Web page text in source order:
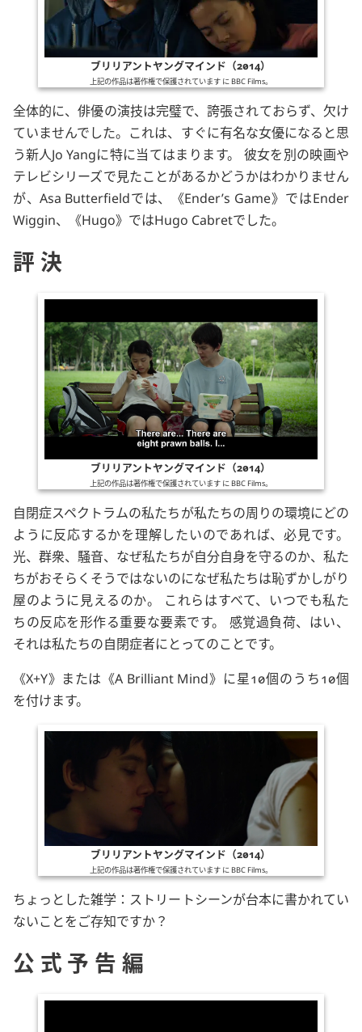
ブリリアントヤングマインド（2014）
上記の作品は著作権で保護されています に BBC Films。
全体的に、俳優の演技は完璧で、誇張されておらず、欠け
ていませんでした。これは、すぐに有名な女優になると思
う新人Jo Yangに特に当てはまります。 彼女を別の映画や
テレビシリーズで見たことがあるかどうかはわかりません
が、 Asa Butterfieldでは、 Ender’s Game ではEnder
Wiggin、 Hugo ではHugo Cabretでした。
評決
ブリリアントヤングマインド（2014）
上記の作品は著作権で保護されています に BBC Films。
自閉症スペクトラムの私たちが私たちの周りの環境にどの
ように反応するかを理解したいのであれば、必見です。
光、群衆、騒音、なぜ私たちが自分自身を守るのか、私た
ちがおそらくそうではないのになぜ私たちは恥ずかしがり
屋のように見えるのか。 これらはすべて、いつでも私た
ちの反応を形作る重要な要素です。 感覚過負荷、はい、
それは私たちの自閉症者にとってのことです。
X+Y
または A Brilliant Mind
に星10個のうち10個
を付けます。
ブリリアントヤングマインド（2014）
上記の作品は著作権で保護されています に BBC Films。
ちょっとした雑学：ストリートシーンが台本に書かれてい
ないことをご存知ですか？
公式予告編